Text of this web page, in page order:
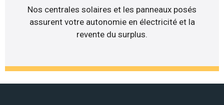
Nos centrales solaires et les panneaux posés
assurent votre autonomie en électricité et la
revente du surplus.